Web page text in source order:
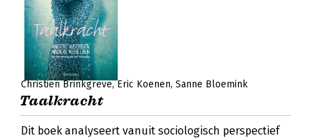
Christien Brinkgreve Eric Koenen Sanne Bloemink
Taalkracht
Dit boek analyseert vanuit sociologisch perspectief